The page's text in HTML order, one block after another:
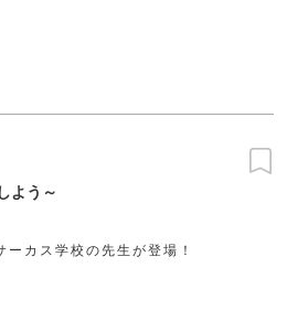
よう～
ーカス学校の先生が登場！